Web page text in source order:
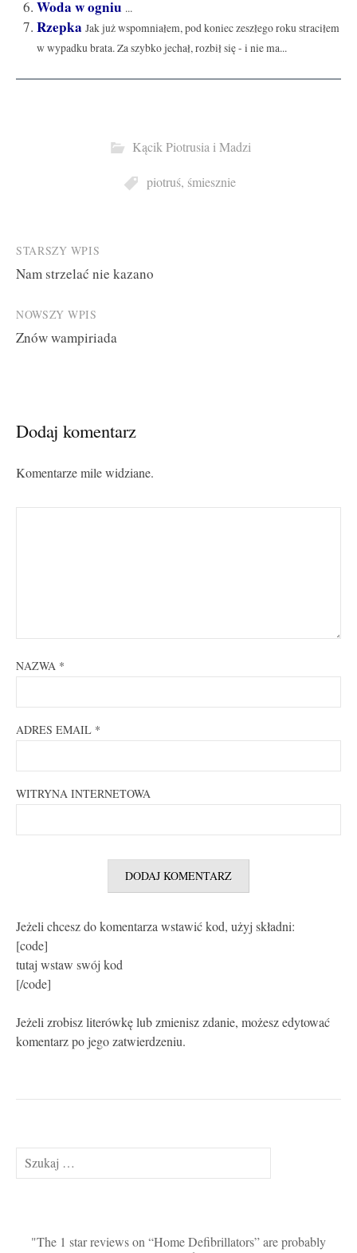
Woda w ogniu ...
Rzepka Jak już wspomniałem, pod koniec zeszłego roku straciłem
w wypadku brata. Za szybko jechał, rozbił się - i nie ma...
Kącik Piotrusia i Madzi
piotruś, śmiesznie
Post
navigation
STARSZY WPIS
Nam strzelać nie kazano
NOWSZY WPIS
Znów wampiriada
Dodaj komentarz
Komentarze mile widziane.
NAZWA *
ADRES EMAIL *
WITRYNA INTERNETOWA
Jeżeli chcesz do komentarza wstawić kod, użyj składni:
[code]
tutaj wstaw swój kod
[/code]
Jeżeli zrobisz literówkę lub zmienisz zdanie, możesz edytować
komentarz po jego zatwierdzeniu.
Szukaj:
The 1 star reviews on “Home Defibrillators” are probably